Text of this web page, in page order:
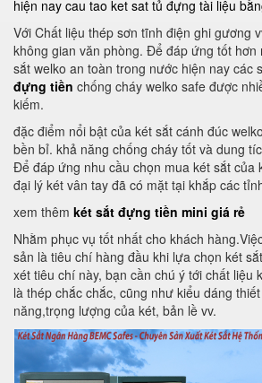
hiện nay cau tao ket sat tủ đựng tài liệu
Với Chất liệu thép sơn tĩnh điện ghi gương
không gian văn phòng. Để đáp ứng tốt hơn
sắt welko an toàn trong nước hiện nay các
đựng tiền chống cháy welko safe được
kiếm.
đặc điểm nổi bật của két sắt cánh đúc
bền bỉ. khả năng chống cháy tốt và dung
Để đáp ứng nhu cầu chọn mua két sắt của
đại lý két vân tay đã có mặt tại khắp các
xem thêm két sắt đựng tiền mini giá rẻ
Nhằm phục vụ tốt nhất cho khách
sản là tiêu chí hàng đầu khi lựa chọn két
xét tiêu chí này, bạn cần chú ý tới chất liệu
là thép chắc chắc, cũng như kiểu dáng
năng,trọng lượng của két, bản lề vv.